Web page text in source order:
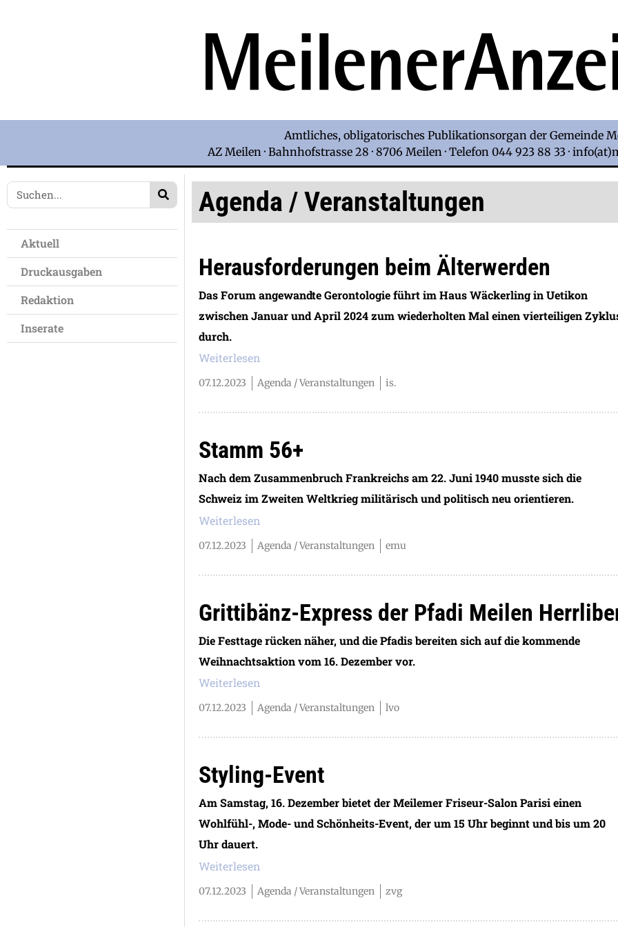
Amtliches, obligatorisches Publikationsorgan der Gemeinde
AZ Meilen · Bahnhofstrasse 28 · 8706 Meilen · Telefon 044 923 88 33 ·
Aktuell
Druckausgaben
Redaktion
Inserate
Agenda / Veranstaltungen
Herausforderungen beim Älterwerden
Das Forum angewandte Gerontologie führt im Haus Wäckerling in Uetikon
zwischen Januar und April 2024 zum wiederholten Mal einen vierteiligen
durch.
Weiterlesen
07.12.2023 Agenda / Veranstaltungen is.
Stamm 56+
Nach dem Zusammenbruch Frankreichs am 22. Juni 1940 musste sich die
Schweiz im Zweiten Weltkrieg militärisch und politisch neu orientieren.
Weiterlesen
07.12.2023 Agenda / Veranstaltungen emu
Grittibänz-Express der Pfadi Meilen
Die Festtage rücken näher, und die Pfadis bereiten sich auf die kommende
Weihnachtsaktion vom 16. Dezember vor.
Weiterlesen
07.12.2023 Agenda / Veranstaltungen lvo
Styling-Event
Am Samstag, 16. Dezember bietet der Meilemer Friseur-Salon Parisi einen
Wohlfühl-, Mode- und Schönheits-Event, der um 15 Uhr beginnt und bis um 20
Uhr dauert.
Weiterlesen
07.12.2023 Agenda / Veranstaltungen zvg